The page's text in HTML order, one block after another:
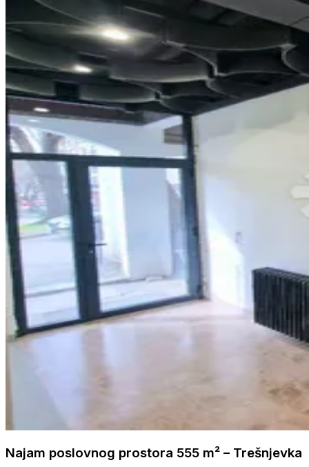
Najam poslovnog prostora 555 m² – Trešnjevka